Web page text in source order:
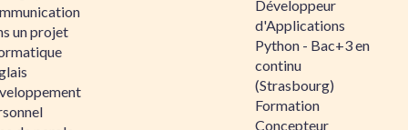
un projet
Développeur
d'Applications
Python - Bac+3 en
continu
(Strasbourg)
Formation
Concepteur